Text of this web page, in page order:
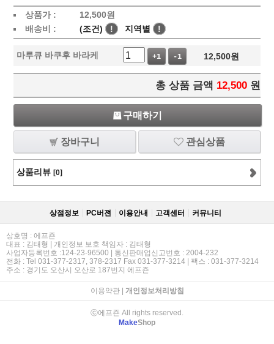
상품가 : 12,500원
배송비 :
(조건) ! 지역별 !
마루큐 바쿠후 바라케 +1 -1 12,500원
총 상품 금액 12,500 원
구매하기
장바구니 관심상품
상품리뷰 [0]
상점정보 PC버젼 이용안내 고객센터 커뮤니티
상호명 : 에프죤
대표 : 김태형 | 개인정보 보호 책임자 : 김태형
사업자등록번호 :124-23-96500 | 통신판매업신고번호 : 2004-232
전화 : Tel 031-377-2317, 378-2317 Fax 031-377-3214 | 팩스 : 031-377-3214
주소 : 경기도 오산시 오산로 187번지 에프죤
이용약관| 개인정보처리방침
ⓒ에프죤 All rights reserved.
MakeShop